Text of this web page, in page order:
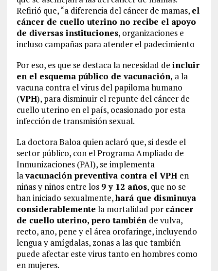
Refirió que, “a diferencia del cáncer de mamas, el
cáncer de cuello uterino no recibe el apoyo
de diversas instituciones, organizaciones e
incluso campañas para atender el padecimiento
Por eso, es que se destaca la necesidad de incluir
en el esquema público de vacunación, a la
vacuna contra el virus del papiloma humano
(VPH), para disminuir el repunte del cáncer de
cuello uterino en el país, ocasionado por esta
infección de transmisión sexual.
La doctora Baloa quien aclaró que, si desde el
sector público, con el Programa Ampliado de
Inmunizaciones (PAI), se implementa
lavacunación preventiva contra el VPH en
niñas y niños entre los 9 y 12 años, que no se
han iniciado sexualmente,hará que disminuya
considerablemente la mortalidad por cáncer
de cuello uterino, pero también de vulva,
recto, ano, pene y el área orofaringe, incluyendo
lengua y amígdalas, zonas a las que también
puede afectar este virus tanto en hombres como
en mujeres.